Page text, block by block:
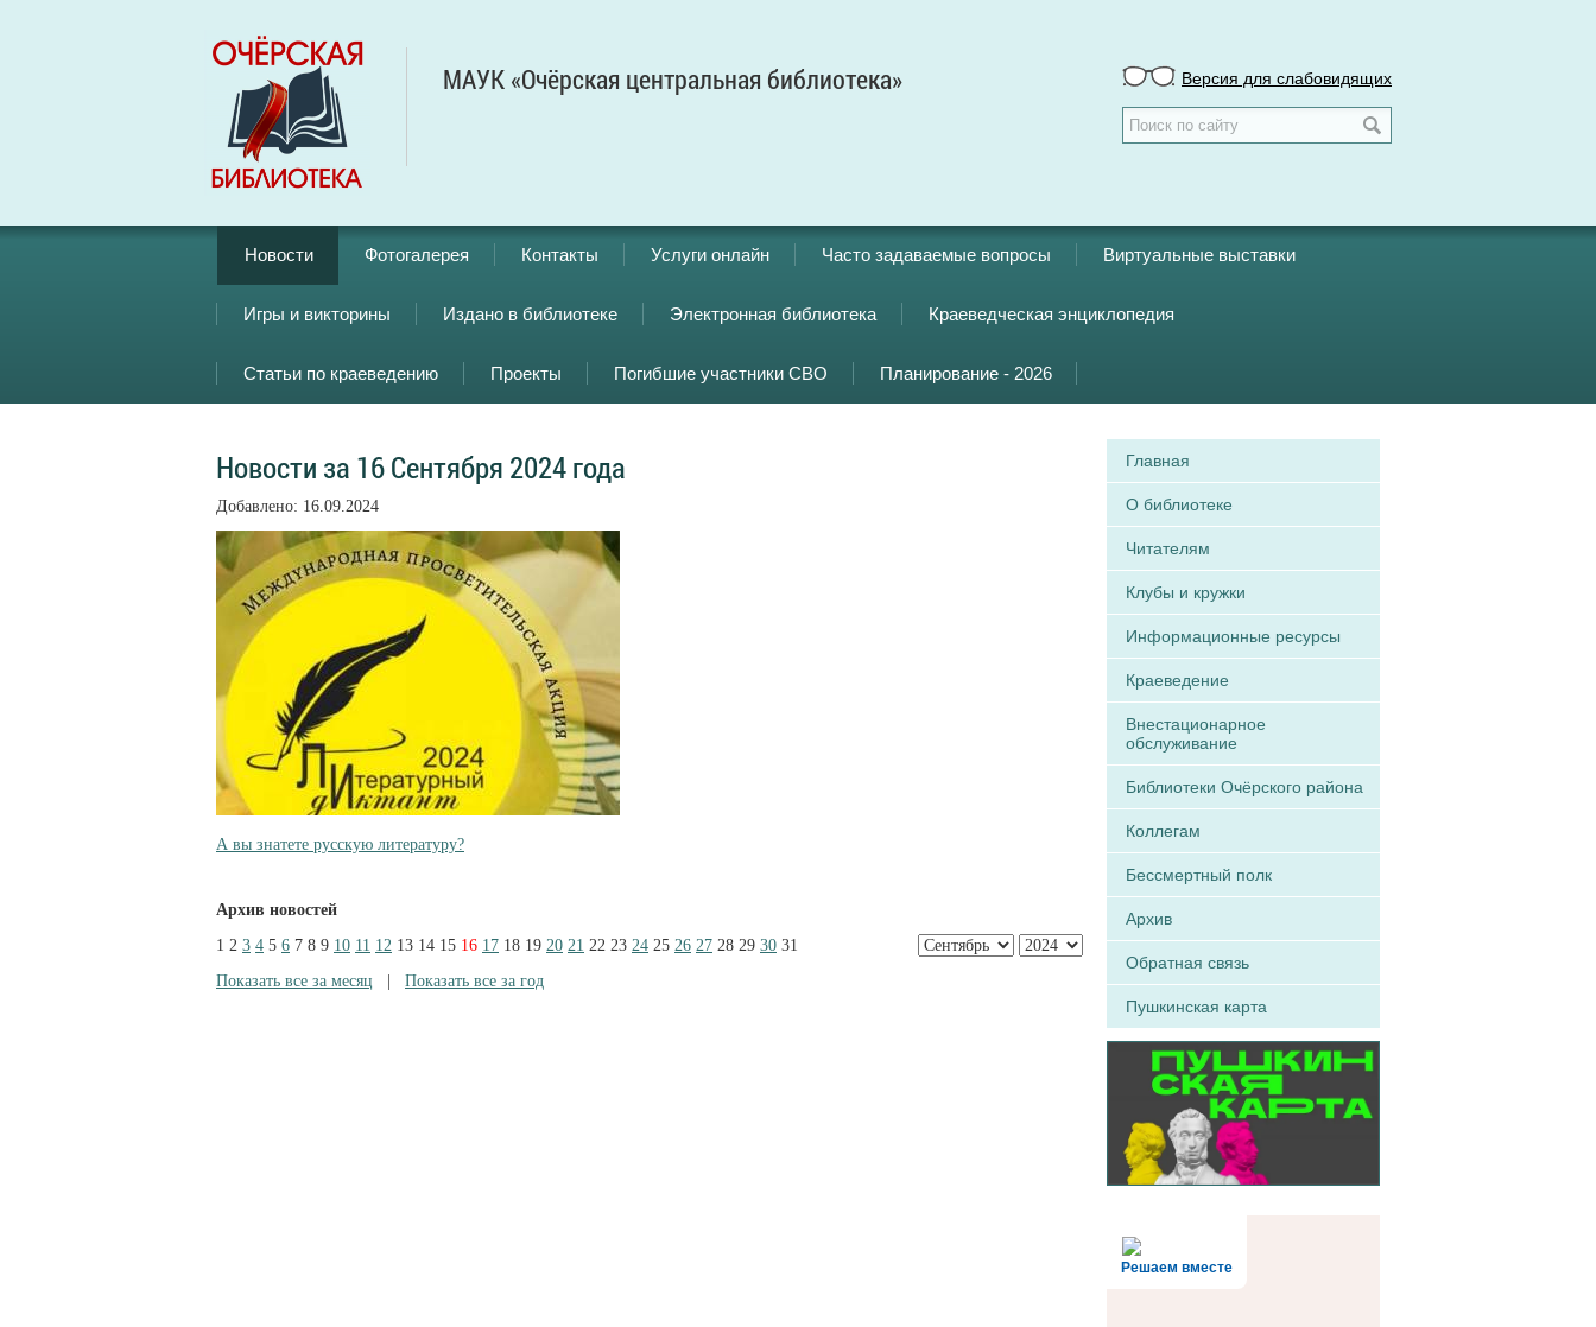
МАУК «Очёрская центральная библиотека» Версия для слабовидящих
Новости Фотогалерея Контакты Услуги онлайн Часто задаваемые вопросы Виртуальные выставки
Игры и викторины Издано в библиотеке Электронная библиотека Краеведческая энциклопедия
Статьи по краеведению Проекты Погибшие участники СВО Планирование - 2026
Новости за 16 Сентября 2024 года
Добавлено: 16.09.2024
А вы знатете русскую литературу?
Архив новостей
1 2 3 4 5 6 7 8 9 10 11 12 13 14 15 16 17 18 19 20 21 22 23 24 25 26 27 28 29 30 31
Показать все за месяц
Показать все за год
Главная
О библиотеке
Читателям
Клубы и кружки
Информационные ресурсы
Краеведение
Внестационарное
обслуживание
Библиотеки Очёрского района
Коллегам
Бессмертный полк
Архив
Обратная связь
Пушкинская карта
Решаем вместе